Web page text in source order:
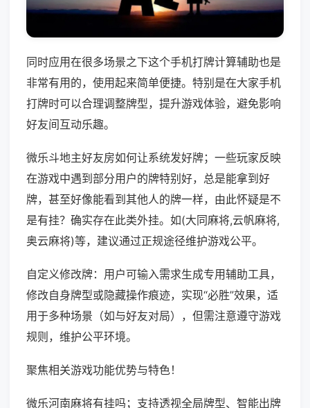
同时应用在很多场景之下这个手机打牌计算辅助也是
非常有用的，使用起来简单便捷。特别是在大家手机
打牌时可以合理调整牌型，提升游戏体验，避免影响
好友间互动乐趣。
微乐斗地主好友房如何让系统发好牌；一些玩家反映
在游戏中遇到部分用户的牌特别好，总是能拿到好
牌，甚至好像能看到其他人的牌一样，由此怀疑是不
是有挂？确实存在此类外挂。如(大同麻将,云帆麻将,
奥云麻将)等，建议通过正规途径维护游戏公平。
自定义修改牌：用户可输入需求生成专用辅助工具，
修改自身牌型或隐藏操作痕迹，实现“必胜”效果，适
用于多种场景（如与好友对局），但需注意遵守游戏
规则，维护公平环境。
聚焦相关游戏功能优势与特色！
微乐河南麻将有挂吗；支持透视全局牌型、智能出牌